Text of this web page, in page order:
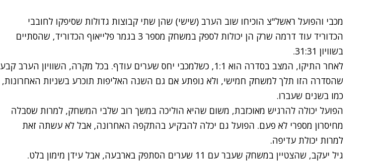
מכבי והפועל ראשל"צ הוכיחו שוב הערב (שישי) שהן שתי קבוצות גדולות שסיפקו לחובבי
הכדוריד עוד דרמה שרק הן יכולות לספק במשחק מספר 3 בגמר פלייאוף הכדוריד, שהסתיים
בשוויון 31:31.
לאחר התיקו, המצב בסדרה הוא 1:1, כשלמכבי יחס שערים עודף. בכל מקרה, השוויון הערב קבע
שהסדרה הזו תלך למשחק חמישי, ולא נופתע אם גם השנה האליפות תוכרע בשניות האחרונות,
כמו בשנים שעברו.
הפועל יכולה להרגיש מאוכזבת, משום שהיא הוליכה במשך רוב שלבי המשחק, למרות שסבלה
מחיסרון מספרי לא פעם. הפועל גם יכלה להבקיע בהתקפה האחרונה, אבל לא עשתה זאת
למרות יכולת עדיפה.
גיל יעקב, שהצטיין במשחק שעבר עם 11 שערים הסתפק בארבעה, אבל עידן מימון בלט.